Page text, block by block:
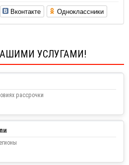
Вконтакте Одноклассники
УСЛУГАМИ!
рассрочки